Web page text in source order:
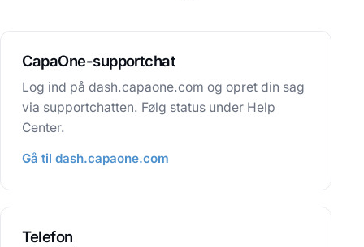
CapaOne-supportchat
Log ind på dash.capaone.com og opret din sag
via supportchatten. Følg status under Help
Center.
Gå til dash.capaone.com
Telefon